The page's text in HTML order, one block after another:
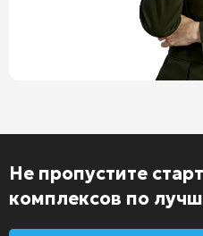
Не пропустите
комплексов по